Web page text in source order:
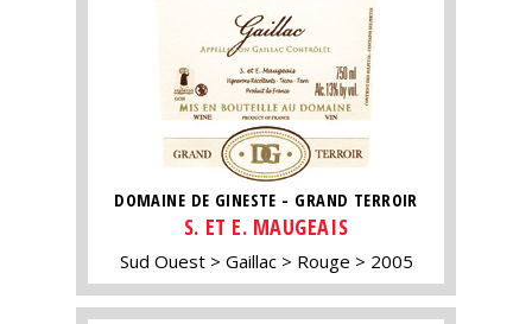
DOMAINE DE GINESTE - GRAND TERROIR
S. ET E. MAUGEAIS
Sud Ouest Gaillac Rouge 2005